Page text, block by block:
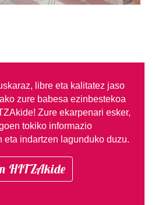
libre eta kalitatez jaso
zure babesa ezinbestekoa
Zure ekarpenari esker,
tokiko informazio
eta indartzen lagunduko duzu.
HITZAkide